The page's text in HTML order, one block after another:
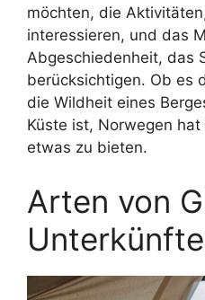
möchten, die
interessieren, und das
Abgeschiedenheit, das
berücksichtigen. Ob es
die Wildheit eines
Küste ist, Norwegen
etwas zu bieten.
Arten von